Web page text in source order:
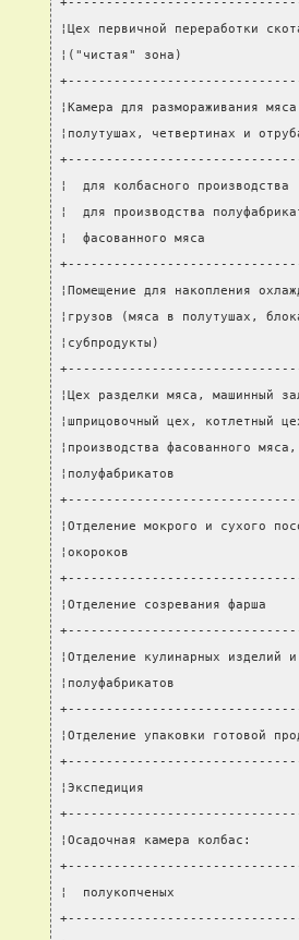
¦Цех первичной
¦("чистая" зона)
¦Камера для
¦полутушах, четвертинах
¦  для колбасного
¦  для производства
¦  фасованного мяса
¦Помещение для
¦грузов (мяса в
¦субпродукты)
¦Цех разделки мяса,
¦шприцовочный цех,
¦производства
¦полуфабрикатов
¦Отделение мокрого и
¦окороков
¦Отделение созревания
¦Отделение кулинарных
¦полуфабрикатов
¦Отделение упаковки
¦Экспедиция
¦Осадочная камера
¦  полукопченых